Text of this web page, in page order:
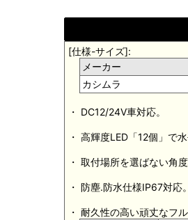
[仕様-サイズ]:
メーカー
カシムラ
・ DC12/24V車対応。
・ 高輝度LED「12個」で
・ 取付場所を選ばない角
・ 防塵.防水仕様IP67対応。
・ 耐久性の高い頑丈なフ